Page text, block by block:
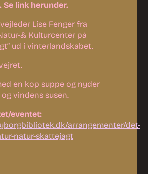
Se link herunder.
Lise Fenger fra
& Kulturcenter på
ud i vinterlandskabet.
en kop suppe og nyder
vindens susen.
eventet:
arrangementer/det-
natur-skattejagt